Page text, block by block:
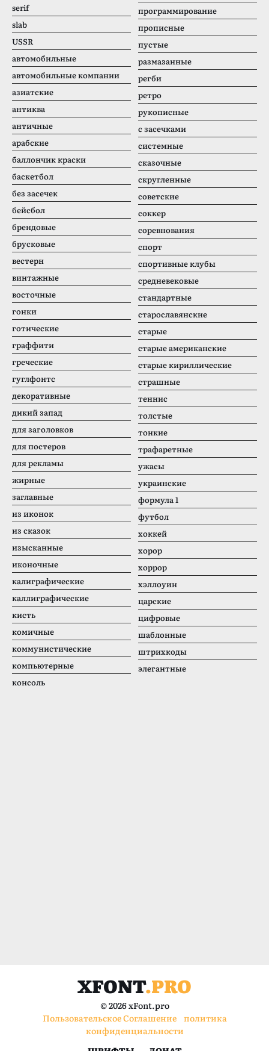
serif
slab
USSR
автомобильные
автомобильные компании
азиатские
антиква
античные
арабские
баллончик краски
баскетбол
без засечек
бейсбол
брендовые
брусковые
вестерн
винтажные
восточные
гонки
готические
граффити
греческие
гуглфонтс
декоративные
дикий запад
для заголовков
для постеров
для рекламы
жирные
заглавные
из иконок
из сказок
изысканные
иконочные
калиграфические
каллиграфические
кисть
комичные
коммунистические
компьютерные
консоль
программирование
прописные
пустые
размазанные
регби
ретро
рукописные
с засечками
системные
сказочные
скругленные
советские
соккер
соревнования
спорт
спортивные клубы
средневековые
стандартные
старославянские
старые
старые американские
старые кириллические
страшные
теннис
толстые
тонкие
трафаретные
ужасы
украинские
формула 1
футбол
хоккей
хорор
хоррор
хэллоуин
царские
цифровые
шаблонные
штрихкоды
элегантные
XFONT.PRO
© 2026 xFont.pro
Пользовательское Соглашение
политика
конфиденциальности